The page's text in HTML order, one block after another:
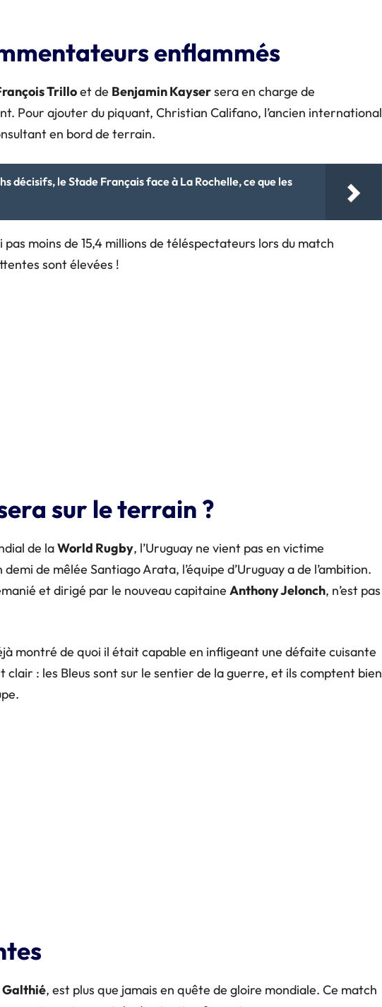
enflammés
Trilloet de Benjamin Kaysersera en charge de
Pour ajouter du piquant, Christian Califano, l’ancien international
en bord de terrain.
décisifs, le Stade Français face à La Rochelle, ce que les
pas moins de 15,4 millions de téléspectateurs lors du match
sont élevées !
sur le terrain ?
de laWorld Rugby, l’Uruguay ne vient pas en victime
de mêlée Santiago Arata, l’équipe d’Uruguay a de l’ambition.
et dirigé par le nouveau capitaine Anthony Jelonch, n’est pas
montré de quoi il était capable en infligeant une défaite cuisante
clair : les Bleus sont sur le sentier de la guerre, et ils comptent bien
Galthié, est plus que jamais en quête de gloire mondiale. Ce match